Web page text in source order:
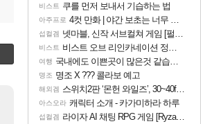
비스트 쿠를 먼저 보내서 기습하는 법
아주프로 4컷 만화 | 야간 보초는 너무 힘들어
섭컬겜 넷마블, 신작 서브컬쳐 게임 [펄 인 블루] 티저 사이트 오픈
비스트 비스트 오브 리인카네이션 정보/공략글 모음
여행 국내에도 이쁜곳이 많은것 같습니다
명조 명조 X ??? 콜라보 예고
해외겜 스위치2판 ‘몬헌 와일즈’, 30~40fps 목표 추정
아스오라 캐릭터 소개 - 카가미하라 하루
섭컬겜 라이자 AI 채팅 RPG 게임 [RyzaChat: AI] 공개